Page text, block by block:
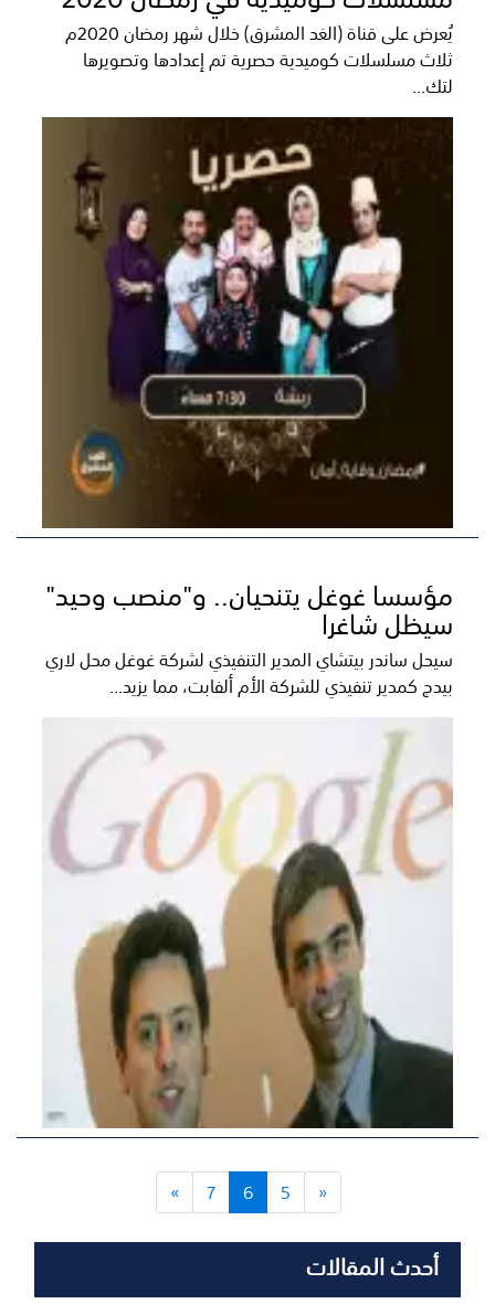
يُعرض على قناة (الغد المشرق) خلال شهر رمضان 2020م
ثلاث مسلسلات كوميدية حصرية تم إعدادها وتصويرها
لتك...
مؤسسا غوغل يتنحيان.. و"منصب وحيد"
سيظل شاغرا
سيحل ساندر بيتشاي المدير التنفيذي لشركة غوغل محل لاري
بيدج كمدير تنفيذي للشركة الأم ألفابت، مما يزيد...
«
5
6
7
»
أحدث المقالات